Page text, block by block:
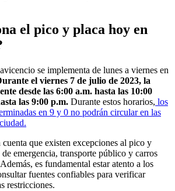
el pico y placa hoy en
se implementa de lunes a viernes en
el viernes 7 de julio de 2023, la
desde las 6:00 a.m. hasta las 10:00
las 9:00 p.m. Durante estos horarios, los
en 9 y 0 no podrán circular en las
que existen excepciones al pico y
emergencia, transporte público y carros
es fundamental estar atento a los
fuentes confiables para verificar
restricciones.